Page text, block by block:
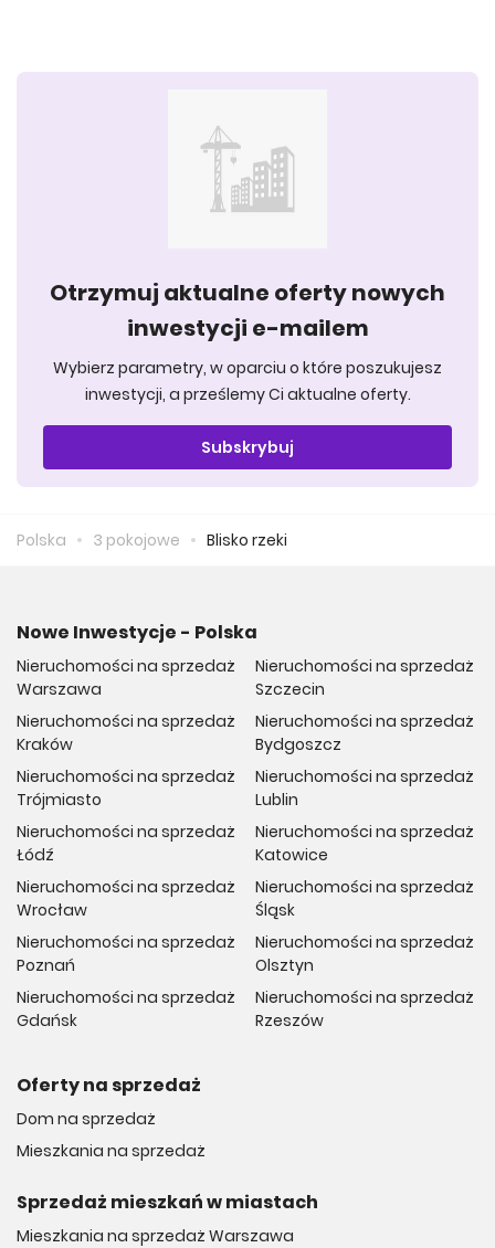
Otrzymuj aktualne oferty nowych
inwestycji e-mailem
Wybierz parametry, w oparciu o które poszukujesz
inwestycji, a prześlemy Ci aktualne oferty.
Subskrybuj
Polska 3 pokojowe Blisko rzeki
Nowe Inwestycje - Polska
Nieruchomości na sprzedaż
Warszawa
Nieruchomości na sprzedaż
Kraków
Nieruchomości na sprzedaż
Trójmiasto
Nieruchomości na sprzedaż
Łódź
Nieruchomości na sprzedaż
Wrocław
Nieruchomości na sprzedaż
Poznań
Nieruchomości na sprzedaż
Gdańsk
Nieruchomości na sprzedaż
Szczecin
Nieruchomości na sprzedaż
Bydgoszcz
Nieruchomości na sprzedaż
Lublin
Nieruchomości na sprzedaż
Katowice
Nieruchomości na sprzedaż
Śląsk
Nieruchomości na sprzedaż
Olsztyn
Nieruchomości na sprzedaż
Rzeszów
Oferty na sprzedaż
Dom na sprzedaż
Mieszkania na sprzedaż
Sprzedaż mieszkań w miastach
Mieszkania na sprzedaż Warszawa